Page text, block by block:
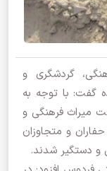
گردشگری و
گفت: با توجه به
میراث فرهنگی و
و متجاوزان
و دستگیر شدند.